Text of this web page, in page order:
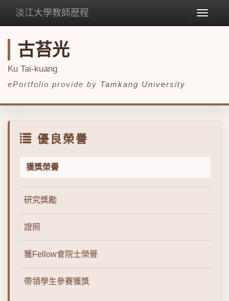
Toggle
淡江大學教師歷程
古苔光
Ku Tai-kuang
ePortfolio provide by Tamkang University
優良榮譽
獲獎榮譽
研究獎勵
證照
獲Fellow會院士榮譽
帶領學生參賽獲獎